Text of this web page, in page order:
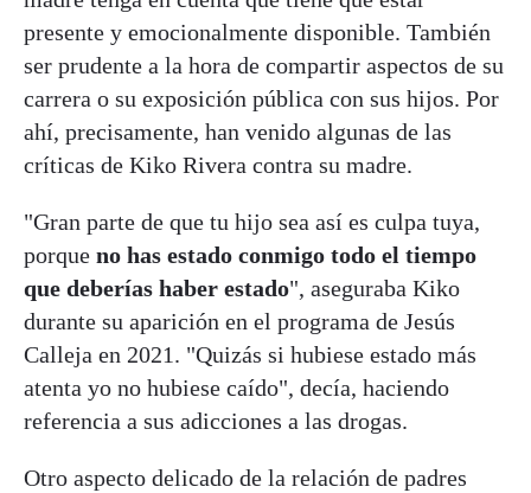
presente y emocionalmente disponible. También
ser prudente a la hora de compartir aspectos de su
carrera o su exposición pública con sus hijos. Por
ahí, precisamente, han venido algunas de las
críticas de Kiko Rivera contra su madre.
"Gran parte de que tu hijo sea así es culpa tuya,
porque no has estado conmigo todo el tiempo
que deberías haber estado", aseguraba Kiko
durante su aparición en el programa de Jesús
Calleja en 2021. "Quizás si hubiese estado más
atenta yo no hubiese caído", decía, haciendo
referencia a sus adicciones a las drogas.
Otro aspecto delicado de la relación de padres